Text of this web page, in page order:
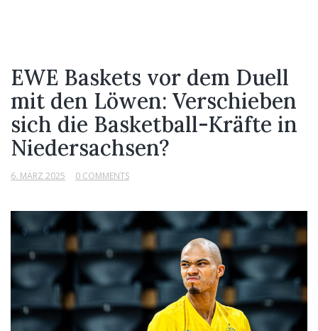
EWE Baskets vor dem Duell
mit den Löwen: Verschieben
sich die Basketball-Kräfte in
Niedersachsen?
6. MÄRZ 2025 0 COMMENTS